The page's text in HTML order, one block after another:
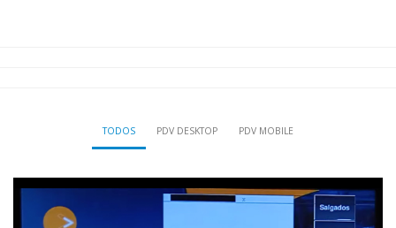
TODOS PDV DESKTOP PDV MOBILE